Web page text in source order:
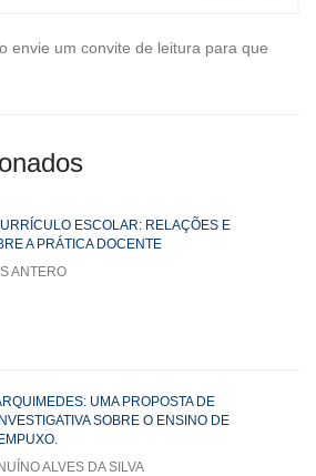
envie um convite de leitura para que
ESCOLAR: RELAÇÕES E
A PRÁTICA DOCENTE
ANTERO
UMA PROPOSTA DE
SOBRE O ENSINO DE
ALVES DA SILVA